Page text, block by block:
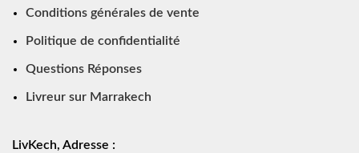
Conditions générales de vente
Politique de confidentialité
Questions Réponses
Livreur sur Marrakech
LivKech, Adresse :